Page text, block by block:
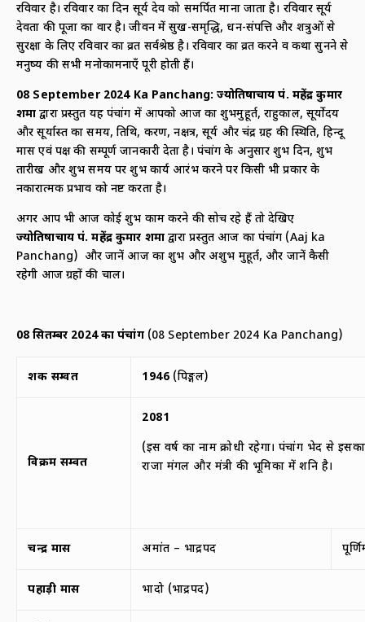
रविवार है। रविवार का दिन सूर्य देव को समर्पित माना जाता है। रविवार सूर्य
देवता की पूजा का वार है। जीवन में सुख-समृद्धि, धन-संपत्ति और शत्रुओं से
सुरक्षा के लिए रविवार का व्रत सर्वश्रेष्ठ है। रविवार का व्रत करने व कथा सुनने से
मनुष्य की सभी मनोकामनाएँ पूरी होती हैं।
08 September 2024 Ka Panchang: ज्योतिषाचार्य पं. महेंद्र कुमार
शर्मा द्वारा प्रस्तुत यह पंचांग में आपको आज का शुभमुहूर्त, राहुकाल, सूर्योदय
और सूर्यास्त का समय, तिथि, करण, नक्षत्र, सूर्य और चंद्र ग्रह की स्थिति, हिन्दू
मास एवं पक्ष की सम्पूर्ण जानकारी देता है। पंचांग के अनुसार शुभ दिन, शुभ
तारीख और शुभ समय पर शुभ कार्य आरंभ करने पर किसी भी प्रकार के
नकारात्मक प्रभाव को नष्ट करता है।
अगर आप भी आज कोई शुभ काम करने की सोच रहे हैं तो देखिए
ज्योतिषाचार्य पं. महेंद्र कुमार शर्माद्वारा प्रस्तुत आज का पंचांग (Aaj ka
Panchang) और जानें आज का शुभ और अशुभ मुहूर्त, और जानें कैसी
रहेगी आज ग्रहों की चाल।
08सितम्बर 2024का पंचांग(08 September 2024 Ka Panchang)
शक सम्वत 1946(पिङ्गल)
विक्रम सम्वत
2081
(इस वर्ष का नाम क्रोधी रहेगा। पंचांग भेद से
राजा मंगल और मंत्री की भूमिका में शनि है।
चन्द्र मास अमांत – भाद्रपद
पहाड़ी मास भादो (भाद्रपद)